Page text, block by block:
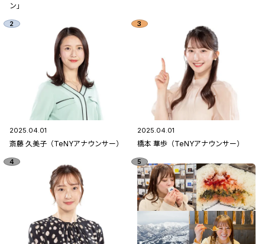
ン」
2025.04.01
斎藤 久美子（TeNYアナウンサー）
2025.04.01
橋本 華歩（TeNYアナウンサー）